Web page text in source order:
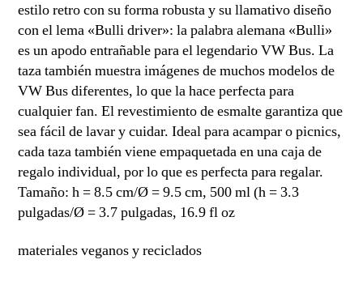
estilo retro con su forma robusta y su llamativo diseño
con el lema «Bulli driver»: la palabra alemana «Bulli»
es un apodo entrañable para el legendario VW Bus. La
taza también muestra imágenes de muchos modelos de
VW Bus diferentes, lo que la hace perfecta para
cualquier fan. El revestimiento de esmalte garantiza que
sea fácil de lavar y cuidar. Ideal para acampar o picnics,
cada taza también viene empaquetada en una caja de
regalo individual, por lo que es perfecta para regalar.
Tamaño: h = 8.5 cm/Ø = 9.5 cm, 500 ml (h = 3.3
pulgadas/Ø = 3.7 pulgadas, 16.9 fl oz
materiales veganos y reciclados